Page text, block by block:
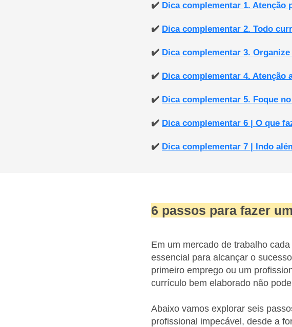
✔️ Dica complementar 1. Atenção
✔️ Dica complementar 2. Todo
✔️ Dica complementar 3.
✔️ Dica complementar 4. Atenção
✔️ Dica complementar 5. Foque
✔️ Dica complementar 6 | O que
✔️ Dica complementar 7 | Indo
6 passos para fazer
Em um mercado de trabalho
essencial para alcançar o
primeiro emprego ou um
currículo bem elaborado não
Abaixo vamos explorar seis
profissional impecável, desde a